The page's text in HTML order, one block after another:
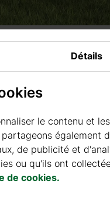
Détails
le contenu et
également
de publicité et
ou qu'ils ont
de cookies.